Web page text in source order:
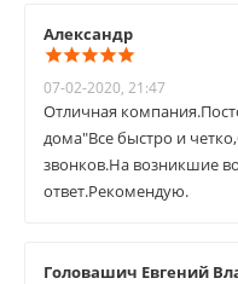
Александр
07-02-2020, 21:47
Отличная
дома"Все быстро и
звонков.На возникшие
ответ.Рекомендую.
Головашич Евгений